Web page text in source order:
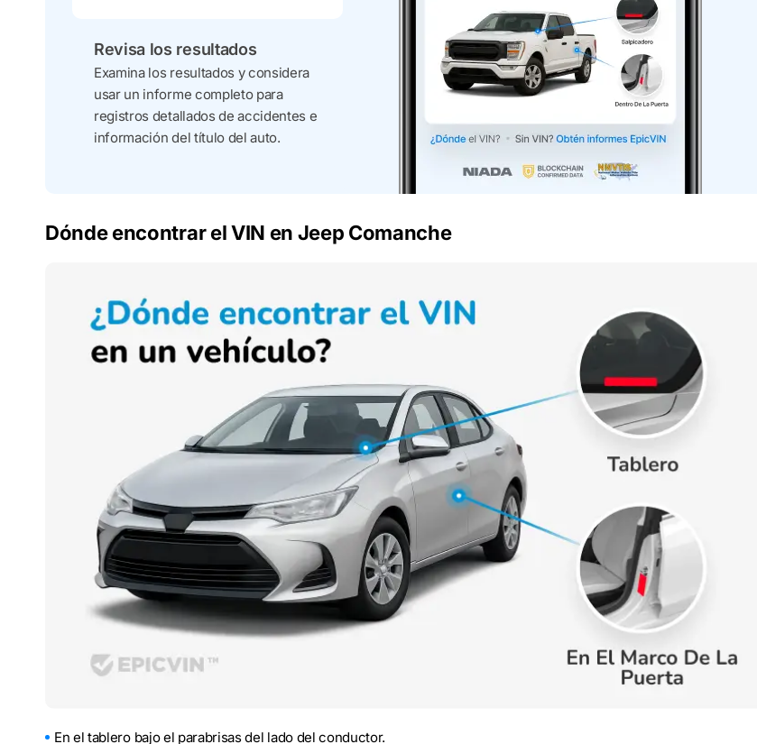
Revisa los resultados
Examina los resultados y considera
usar un informe completo para
registros detallados de accidentes e
información del título del auto.
Dónde encontrar el VIN en Jeep Comanche
En el tablero bajo el parabrisas del lado del conductor.